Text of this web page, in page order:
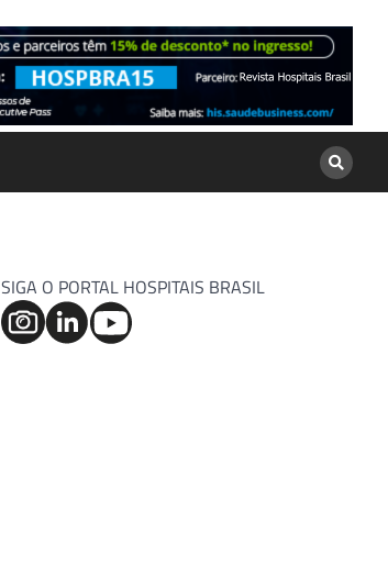
SIGA O PORTAL HOSPITAIS BRASIL